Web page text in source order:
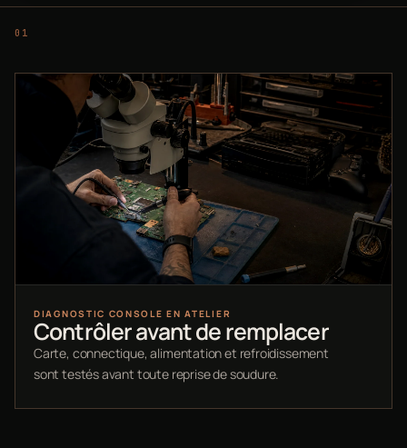
DIAGNOSTIC CONSOLE EN ATELIER
Contrôler avant de remplacer
Carte, connectique, alimentation et refroidissement
sont testés avant toute reprise de soudure.